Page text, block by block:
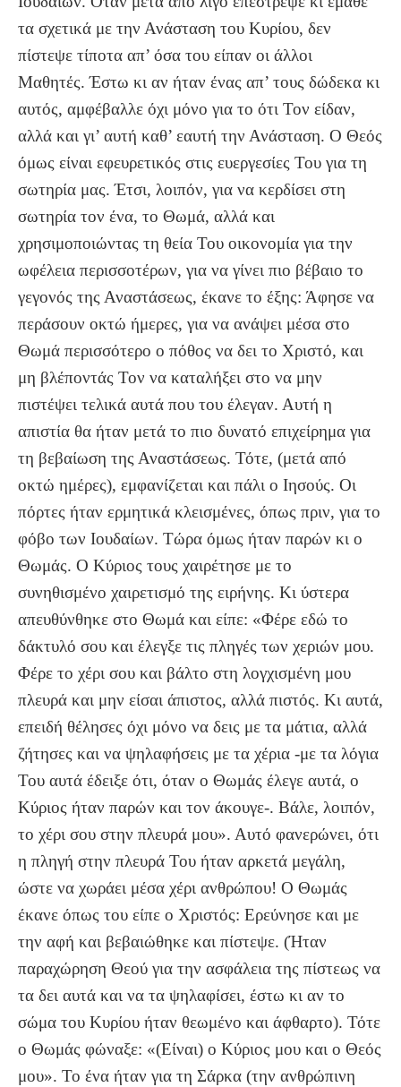
τα σχετικά με την Ανάσταση του Κυρίου, δεν
πίστεψε τίποτα απ’ όσα του είπαν οι άλλοι
Μαθητές. Έστω κι αν ήταν ένας απ’ τους δώδεκα κι
αυτός, αμφέβαλλε όχι μόνο για το ότι Τον είδαν,
αλλά και γι’ αυτή καθ’ εαυτή την Ανάσταση. Ο Θεός
όμως είναι εφευρετικός στις ευεργεσίες Του για τη
σωτηρία μας. Έτσι, λοιπόν, για να κερδίσει στη
σωτηρία τον ένα, το Θωμά, αλλά και
χρησιμοποιώντας τη θεία Του οικονομία για την
ωφέλεια περισσοτέρων, για να γίνει πιο βέβαιο το
γεγονός της Αναστάσεως, έκανε το έξης: Άφησε να
περάσουν οκτώ ήμερες, για να ανάψει μέσα στο
Θωμά περισσότερο ο πόθος να δει το Χριστό, και
μη βλέποντάς Τον να καταλήξει στο να μην
πιστέψει τελικά αυτά που του έλεγαν. Αυτή η
απιστία θα ήταν μετά το πιο δυνατό επιχείρημα για
τη βεβαίωση της Αναστάσεως. Τότε, (μετά από
οκτώ ημέρες), εμφανίζεται και πάλι ο Ιησούς. Οι
πόρτες ήταν ερμητικά κλεισμένες, όπως πριν, για το
φόβο των Ιουδαίων. Τώρα όμως ήταν παρών κι ο
Θωμάς. Ο Κύριος τους χαιρέτησε με το
συνηθισμένο χαιρετισμό της ειρήνης. Κι ύστερα
απευθύνθηκε στο Θωμά και είπε: «Φέρε εδώ το
δάκτυλό σου και έλεγξε τις πληγές των χεριών μου.
Φέρε το χέρι σου και βάλτο στη λογχισμένη μου
πλευρά και μην είσαι άπιστος, αλλά πιστός. Κι αυτά,
επειδή θέλησες όχι μόνο να δεις με τα μάτια, αλλά
ζήτησες και να ψηλαφήσεις με τα χέρια -με τα λόγια
Του αυτά έδειξε ότι, όταν ο Θωμάς έλεγε αυτά, ο
Κύριος ήταν παρών και τον άκουγε-. Βάλε, λοιπόν,
το χέρι σου στην πλευρά μου». Αυτό φανερώνει, ότι
η πληγή στην πλευρά Του ήταν αρκετά μεγάλη,
ώστε να χωράει μέσα χέρι ανθρώπου! Ο Θωμάς
έκανε όπως του είπε ο Χριστός: Ερεύνησε και με
την αφή και βεβαιώθηκε και πίστεψε. (Ήταν
παραχώρηση Θεού για την ασφάλεια της πίστεως να
τα δει αυτά και να τα ψηλαφίσει, έστω κι αν το
σώμα του Κυρίου ήταν θεωμένο και άφθαρτο). Τότε
ο Θωμάς φώναξε: «(Είναι) ο Κύριος μου και ο Θεός
μου». Το ένα ήταν για τη Σάρκα (την ανθρώπινη